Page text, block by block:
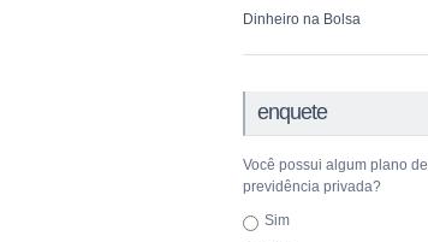
Dinheiro na Bolsa
enquete
Você possui algum plano de
previdência privada?
Sim